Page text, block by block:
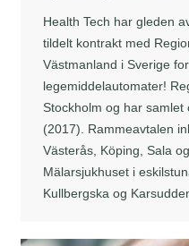
Health Tech har gleden
tildelt kontrakt med
Västmanland i Sverige
legemiddelautomater!
Stockholm og har
(2017). Rammeavtalen
Västerås, Köping, Sala
Mälarsjukhuset i
Kullbergska og